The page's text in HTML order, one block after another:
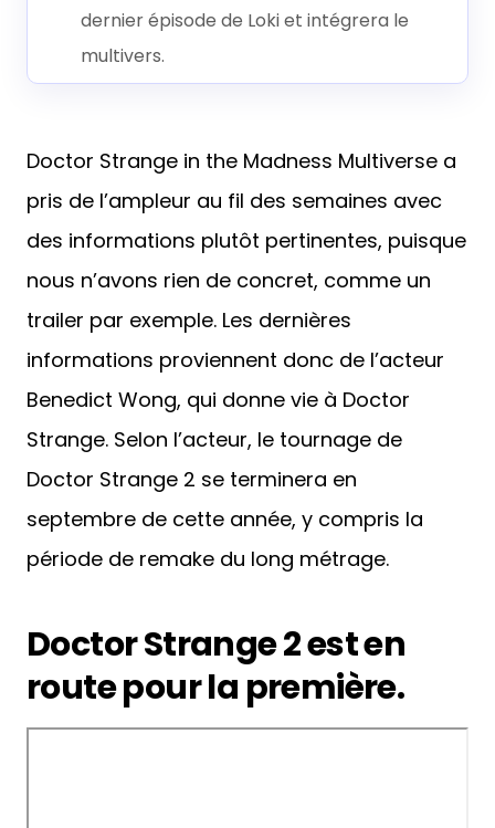
dernier épisode de Loki et intégrera le
multivers.
Doctor Strange in the Madness Multiverse a
pris de l’ampleur au fil des semaines avec
des informations plutôt pertinentes, puisque
nous n’avons rien de concret, comme un
trailer par exemple. Les dernières
informations proviennent donc de l’acteur
Benedict Wong, qui donne vie à Doctor
Strange. Selon l’acteur, le tournage de
Doctor Strange 2 se terminera en
septembre de cette année, y compris la
période de remake du long métrage.
Doctor Strange 2 est en
route pour la première.